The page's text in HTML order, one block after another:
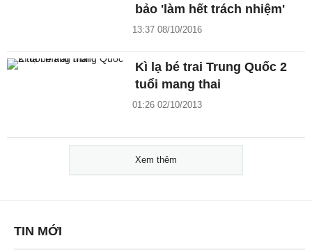
bảo 'làm hết trách nhiệm'
13:37 08/10/2016
Kì lạ bé trai Trung Quốc 2
tuổi mang thai
01:26 02/10/2013
Xem thêm
TIN MỚI